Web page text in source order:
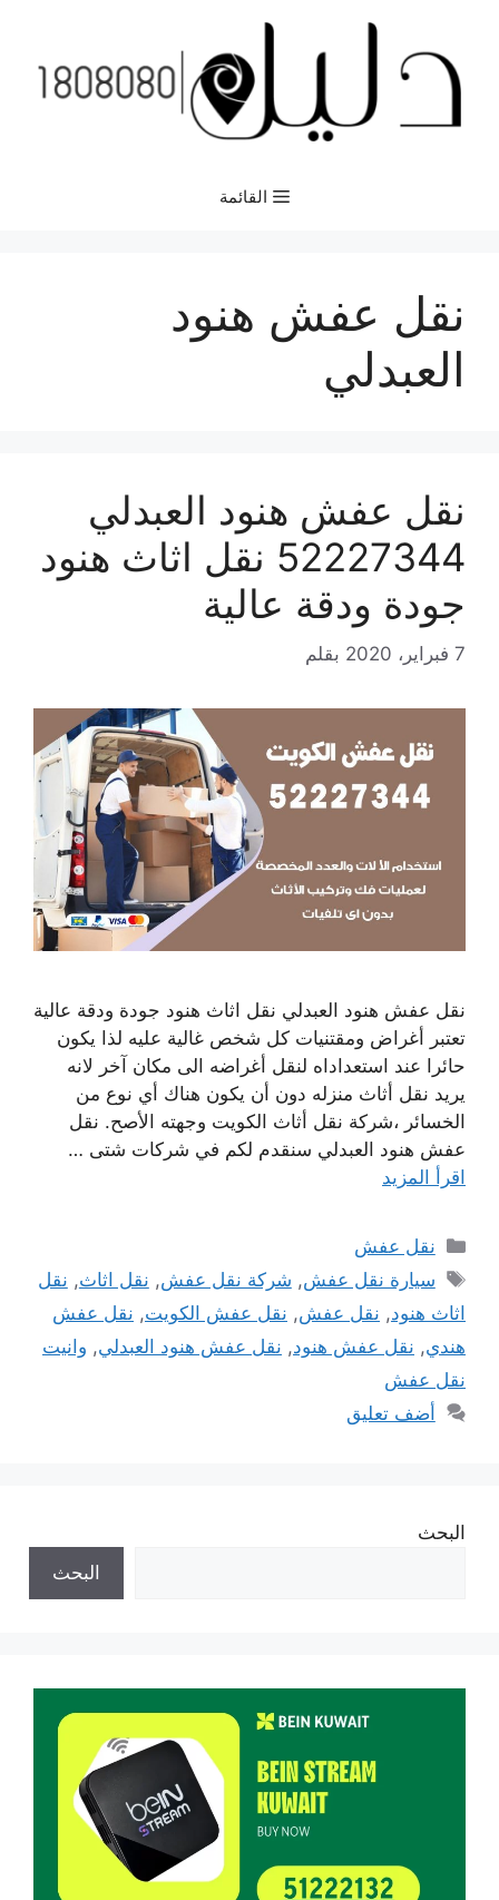
المحتوى
القائمة
نقل عفش هنود
العبدلي
نقل عفش هنود العبدلي
52227344 نقل اثاث هنود
جودة ودقة عالية
7 فبراير، 2020 بقلم
نقل عفش هنود العبدلي نقل اثاث هنود جودة ودقة عالية
تعتبر أغراض ومقتنيات كل شخص غالية عليه لذا يكون
حائرا عند استعداداه لنقل أغراضه الى مكان آخر لانه
يريد نقل أثاث منزله دون أن يكون هناك أي نوع من
الخسائر ،شركة نقل أثاث الكويت وجهته الأصح. نقل
عفش هنود العبدلي سنقدم لكم في شركات شتى …
اقرأ المزيد
التصنيفات
نقل عفش
الوسوم
سيارة نقل عفش, شركة نقل عفش, نقل اثاث, نقل
اثاث هنود, نقل عفش, نقل عفش الكويت, نقل عفش
هندي, نقل عفش هنود, نقل عفش هنود العبدلي, وانيت
نقل عفش
أضف تعليق
البحث
البحث